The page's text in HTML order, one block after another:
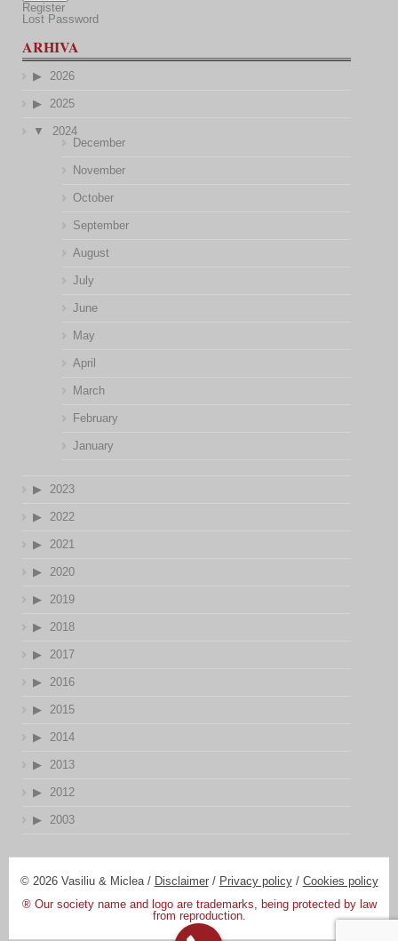
Register
Lost Password
ARHIVA
2026
2025
2024
December
November
October
September
August
July
June
May
April
March
February
January
2023
2022
2021
2020
2019
2018
2017
2016
2015
2014
2013
2012
2003
© 2026 Vasiliu & Miclea / Disclaimer/ Privacy policy/ Cookies policy
® Our society name and logo are trademarks, being protected by law
from reproduction.